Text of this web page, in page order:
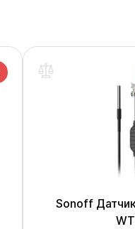
Sonoff